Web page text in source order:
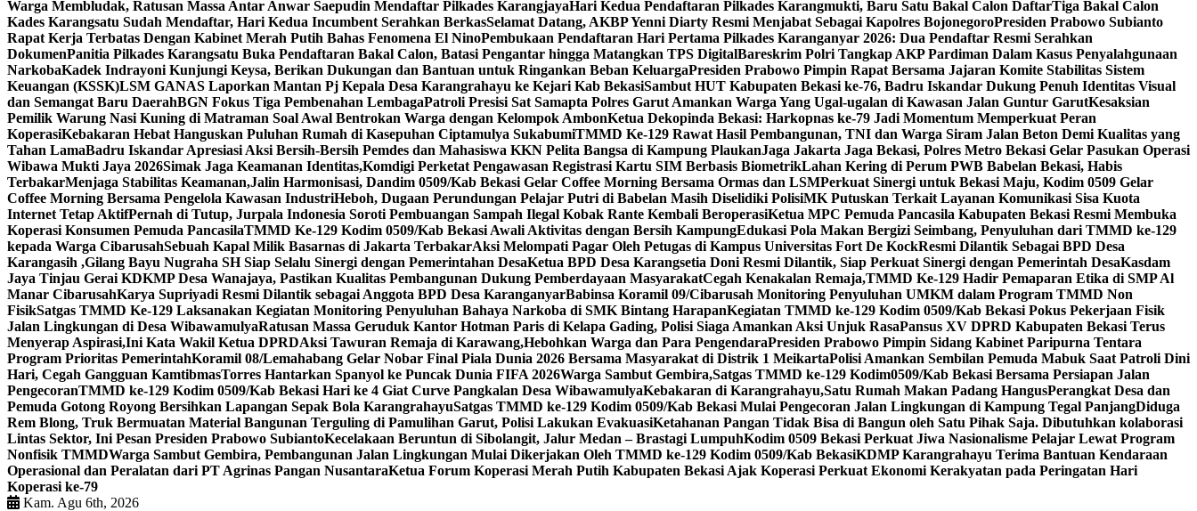
Warga Membludak, Ratusan Massa Antar Anwar Saepudin Mendaftar Pilkades KarangjayaHari Kedua Pendaftaran Pilkades Karangmukti, Baru Satu Bakal Calon DaftarTiga Bakal Calon
Kades Karangsatu Sudah Mendaftar, Hari Kedua Incumbent Serahkan BerkasSelamat Datang, AKBP Yenni Diarty Resmi Menjabat Sebagai Kapolres BojonegoroPresiden Prabowo Subianto
Rapat Kerja Terbatas Dengan Kabinet Merah Putih Bahas Fenomena El NinoPembukaan Pendaftaran Hari Pertama Pilkades Karanganyar 2026: Dua Pendaftar Resmi Serahkan
DokumenPanitia Pilkades Karangsatu Buka Pendaftaran Bakal Calon, Batasi Pengantar hingga Matangkan TPS DigitalBareskrim Polri Tangkap AKP Pardiman Dalam Kasus Penyalahgunaan
NarkobaKadek Indrayoni Kunjungi Keysa, Berikan Dukungan dan Bantuan untuk Ringankan Beban KeluargaPresiden Prabowo Pimpin Rapat Bersama Jajaran Komite Stabilitas Sistem
Keuangan (KSSK)LSM GANAS Laporkan Mantan Pj Kepala Desa Karangrahayu ke Kejari Kab BekasiSambut HUT Kabupaten Bekasi ke-76, Badru Iskandar Dukung Penuh Identitas Visual
dan Semangat Baru DaerahBGN Fokus Tiga Pembenahan LembagaPatroli Presisi Sat Samapta Polres Garut Amankan Warga Yang Ugal-ugalan di Kawasan Jalan Guntur GarutKesaksian
Pemilik Warung Nasi Kuning di Matraman Soal Awal Bentrokan Warga dengan Kelompok AmbonKetua Dekopinda Bekasi: Harkopnas ke-79 Jadi Momentum Memperkuat Peran
KoperasiKebakaran Hebat Hanguskan Puluhan Rumah di Kasepuhan Ciptamulya SukabumiTMMD Ke-129 Rawat Hasil Pembangunan, TNI dan Warga Siram Jalan Beton Demi Kualitas yang
Tahan LamaBadru Iskandar Apresiasi Aksi Bersih-Bersih Pemdes dan Mahasiswa KKN Pelita Bangsa di Kampung PlaukanJaga Jakarta Jaga Bekasi, Polres Metro Bekasi Gelar Pasukan Operasi
Wibawa Mukti Jaya 2026Simak Jaga Keamanan Identitas,Komdigi Perketat Pengawasan Registrasi Kartu SIM Berbasis BiometrikLahan Kering di Perum PWB Babelan Bekasi, Habis
TerbakarMenjaga Stabilitas Keamanan,Jalin Harmonisasi, Dandim 0509/Kab Bekasi Gelar Coffee Morning Bersama Ormas dan LSMPerkuat Sinergi untuk Bekasi Maju, Kodim 0509 Gelar
Coffee Morning Bersama Pengelola Kawasan IndustriHeboh, Dugaan Perundungan Pelajar Putri di Babelan Masih Diselidiki PolisiMK Putuskan Terkait Layanan Komunikasi Sisa Kuota
Internet Tetap AktifPernah di Tutup, Jurpala Indonesia Soroti Pembuangan Sampah Ilegal Kobak Rante Kembali BeroperasiKetua MPC Pemuda Pancasila Kabupaten Bekasi Resmi Membuka
Koperasi Konsumen Pemuda PancasilaTMMD Ke-129 Kodim 0509/Kab Bekasi Awali Aktivitas dengan Bersih KampungEdukasi Pola Makan Bergizi Seimbang, Penyuluhan dari TMMD ke-129
kepada Warga CibarusahSebuah Kapal Milik Basarnas di Jakarta TerbakarAksi Melompati Pagar Oleh Petugas di Kampus Universitas Fort De KockResmi Dilantik Sebagai BPD Desa
Karangasih ,Gilang Bayu Nugraha SH Siap Selalu Sinergi dengan Pemerintahan DesaKetua BPD Desa Karangsetia Doni Resmi Dilantik, Siap Perkuat Sinergi dengan Pemerintah DesaKasdam
Jaya Tinjau Gerai KDKMP Desa Wanajaya, Pastikan Kualitas Pembangunan Dukung Pemberdayaan MasyarakatCegah Kenakalan Remaja,TMMD Ke-129 Hadir Pemaparan Etika di SMP Al
Manar CibarusahKarya Supriyadi Resmi Dilantik sebagai Anggota BPD Desa KaranganyarBabinsa Koramil 09/Cibarusah Monitoring Penyuluhan UMKM dalam Program TMMD Non
FisikSatgas TMMD Ke-129 Laksanakan Kegiatan Monitoring Penyuluhan Bahaya Narkoba di SMK Bintang HarapanKegiatan TMMD ke-129 Kodim 0509/Kab Bekasi Pokus Pekerjaan Fisik
Jalan Lingkungan di Desa WibawamulyaRatusan Massa Geruduk Kantor Hotman Paris di Kelapa Gading, Polisi Siaga Amankan Aksi Unjuk RasaPansus XV DPRD Kabupaten Bekasi Terus
Menyerap Aspirasi,Ini Kata Wakil Ketua DPRDAksi Tawuran Remaja di Karawang,Hebohkan Warga dan Para PengendaraPresiden Prabowo Pimpin Sidang Kabinet Paripurna Tentara
Program Prioritas PemerintahKoramil 08/Lemahabang Gelar Nobar Final Piala Dunia 2026 Bersama Masyarakat di Distrik 1 MeikartaPolisi Amankan Sembilan Pemuda Mabuk Saat Patroli Dini
Hari, Cegah Gangguan KamtibmasTorres Hantarkan Spanyol ke Puncak Dunia FIFA 2026Warga Sambut Gembira,Satgas TMMD ke-129 Kodim0509/Kab Bekasi Bersama Persiapan Jalan
PengecoranTMMD ke-129 Kodim 0509/Kab Bekasi Hari ke 4 Giat Curve Pangkalan Desa WibawamulyaKebakaran di Karangrahayu,Satu Rumah Makan Padang HangusPerangkat Desa dan
Pemuda Gotong Royong Bersihkan Lapangan Sepak Bola KarangrahayuSatgas TMMD ke-129 Kodim 0509/Kab Bekasi Mulai Pengecoran Jalan Lingkungan di Kampung Tegal PanjangDiduga
Rem Blong, Truk Bermuatan Material Bangunan Terguling di Pamulihan Garut, Polisi Lakukan EvakuasiKetahanan Pangan Tidak Bisa di Bangun oleh Satu Pihak Saja. Dibutuhkan kolaborasi
Lintas Sektor, Ini Pesan Presiden Prabowo SubiantoKecelakaan Beruntun di Sibolangit, Jalur Medan – Brastagi LumpuhKodim 0509 Bekasi Perkuat Jiwa Nasionalisme Pelajar Lewat Program
Nonfisik TMMDWarga Sambut Gembira, Pembangunan Jalan Lingkungan Mulai Dikerjakan Oleh TMMD ke-129 Kodim 0509/Kab BekasiKDMP Karangrahayu Terima Bantuan Kendaraan
Operasional dan Peralatan dari PT Agrinas Pangan NusantaraKetua Forum Koperasi Merah Putih Kabupaten Bekasi Ajak Koperasi Perkuat Ekonomi Kerakyatan pada Peringatan Hari
Koperasi ke-79
Kam. Agu 6th, 2026